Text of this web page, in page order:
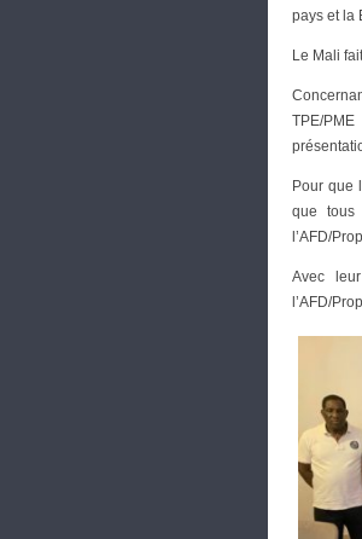
pays et la
Le Mali
TPE/
Pour que
que tous
l’AFD/
Avec
l’AFD/